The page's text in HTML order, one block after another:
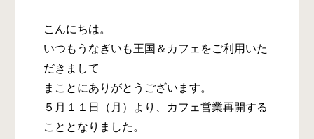
こんにちは。
いつもうなぎいも王国＆カフェをご利用いた
だきまして
まことにありがとうございます。
５月１１日（月）より、カフェ営業再開する
こととなりました。